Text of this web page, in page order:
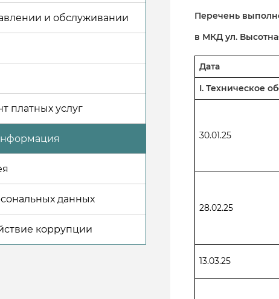
и обслуживании
платных услуг
данных
коррупции
Перечень
в МКД ул.
Дата
I. Техническое
30.01.25
28.02.25
13.03.25